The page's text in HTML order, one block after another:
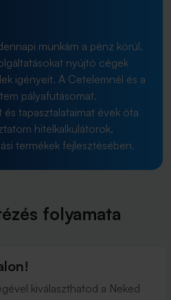
munkám a pénz körül.
nyújtó cégek
igényeit. A Cetelemnél és a
pályafutásomat.
tapasztalataimat évek óta
hitelkalkulátorok,
termékek fejlesztésében.
folyamata
kiválaszthatod a Neked